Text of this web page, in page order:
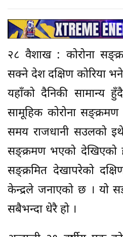
२८ वैशाख : कोरोना
सक्ने देश दक्षिण कोरिया
यहाँको दैनिकी सामान्य
सामूहिक कोरोना
समय राजधानी सउलको
सङ्क्रमण भएको देखिएको
सङ्क्रमित देखापरेको
केन्द्रले जनाएको छ । यो
सबैभन्दा धेरै हो ।